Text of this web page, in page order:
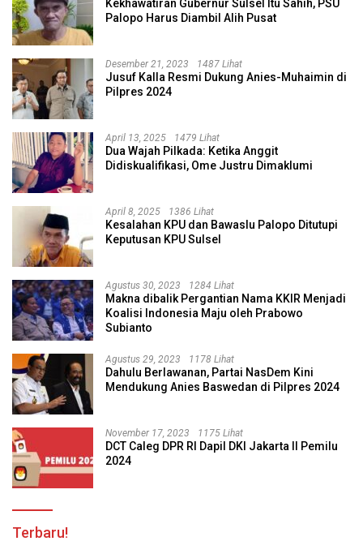
Kekhawatiran Gubernur Sulsel Itu Sahih, PSU
Palopo Harus Diambil Alih Pusat
Desember 21, 2023 1487 Lihat
Jusuf Kalla Resmi Dukung Anies-Muhaimin di
Pilpres 2024
April 13, 2025 1479 Lihat
Dua Wajah Pilkada: Ketika Anggit
Didiskualifikasi, Ome Justru Dimaklumi
April 8, 2025 1386 Lihat
Kesalahan KPU dan Bawaslu Palopo Ditutupi
Keputusan KPU Sulsel
Agustus 30, 2023 1284 Lihat
Makna dibalik Pergantian Nama KKIR Menjadi
Koalisi Indonesia Maju oleh Prabowo
Subianto
Agustus 29, 2023 1178 Lihat
Dahulu Berlawanan, Partai NasDem Kini
Mendukung Anies Baswedan di Pilpres 2024
November 17, 2023 1175 Lihat
DCT Caleg DPR RI Dapil DKI Jakarta II Pemilu
2024
Terbaru!